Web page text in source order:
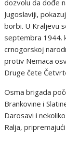
dozvolu da dođe
Jugoslaviji,
borbi. U Kraljevu
septembra 1944.
crnogorskoj
protiv Nemaca
Druge čete
Osma brigada
Brankovine i
Darosavi i
Ralja,